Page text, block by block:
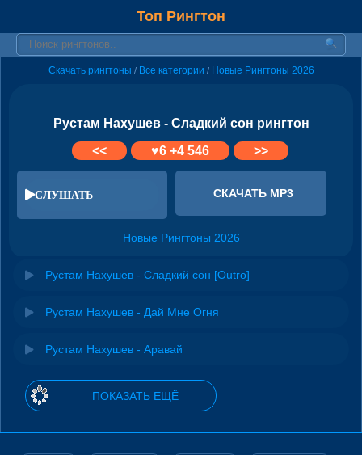
Топ Рингтон
Скачать рингтоны / Все категории / Новые Рингтоны 2026
Рустам Нахушев - Сладкий сон рингтон
<<
♥6 +4 546 >>
СЛУШАТЬ СКАЧАТЬ MP3
Новые Рингтоны 2026
Рустам Нахушев - Сладкий сон [Outro]
Рустам Нахушев - Дай Мне Огня
Рустам Нахушев - Аравай
ПОКАЗАТЬ ЕЩЁ